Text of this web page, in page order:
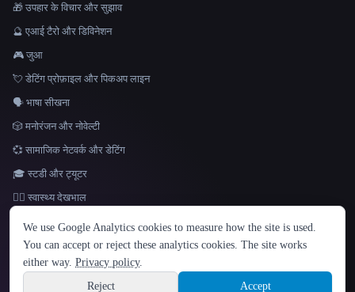
भाषा
English español Français Русский 简体中文
Hindi
🎁 उपहार के विचार और सुझाव
🔮 एआई टैरो और डिविनेशन
🎮 जुआ
💘 डेटिंग प्रोफ़ाइल और पिकअप लाइन
🗣️ भाषा सीखना
🎲 मनोरंजन और नोवेल्टी
💞 सामाजिक नेटवर्क और डेटिंग
🎓 स्टडी और ट्यूटर
👩‍⚕️ स्वास्थ्य देखभाल
Site information
© 2026 That AI Collection. सर्वाधिकार सुरक्षित।
Built with Metatron ★
We use Google Analytics cookies to measure how the site is used.
You can accept or reject these analytics cookies. The site works
either way. Privacy policy.
Reject
Accept